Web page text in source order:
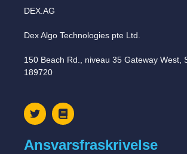
DEX.AG
Dex Algo Technologies pte Ltd.
150 Beach Rd., niveau 35 Gateway West,
189720
Ansvarsfraskrivelse